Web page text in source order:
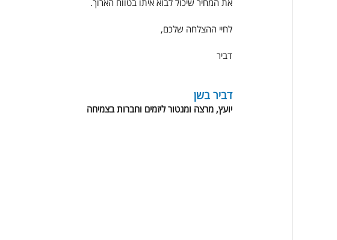
את המחיר שיכול לבוא איתו בטווח הארוך.
לחיי ההצלחה שלכם,
דביר
דביר בשן
יועץ, מרצה ומנטור ליזמים וחברות בצמיחה